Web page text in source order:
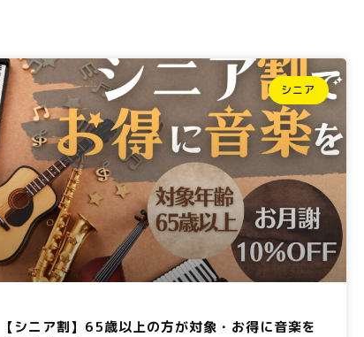
シニア
【シニア割】65歳以上の方が対象・お得に音楽を